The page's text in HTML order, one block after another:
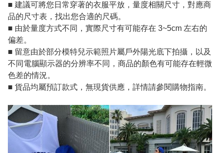
■ 建議可將您日常穿著的衣服平放，量度相關尺寸，對應商
品的尺寸表，找出您合適的尺碼。
■ 由於量度方式不同，實際尺寸有可能存在 3~5cm 左右的
偏差。
■ 留意由於部分模特兒示範照片屬戶外陽光底下拍攝，以及
不同電腦顯示器的分辨率不同，商品的顏色有可能存在輕微
色差的情況。
■ 貨品均屬預訂款式，無現貨供應，詳情請參閱購物指南。